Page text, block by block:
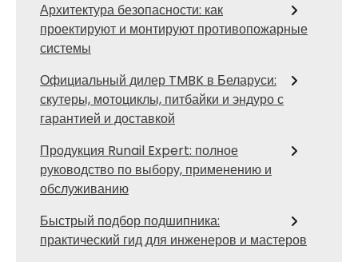
Архитектура безопасности: как
проектируют и монтируют противопожарные
системы
Официальный дилер TMBK в Беларуси:
скутеры, мотоциклы, питбайки и эндуро с
гарантией и доставкой
Продукция Runail Expert: полное
руководство по выбору, применению и
обслуживанию
Быстрый подбор подшипника:
практический гид для инженеров и мастеров